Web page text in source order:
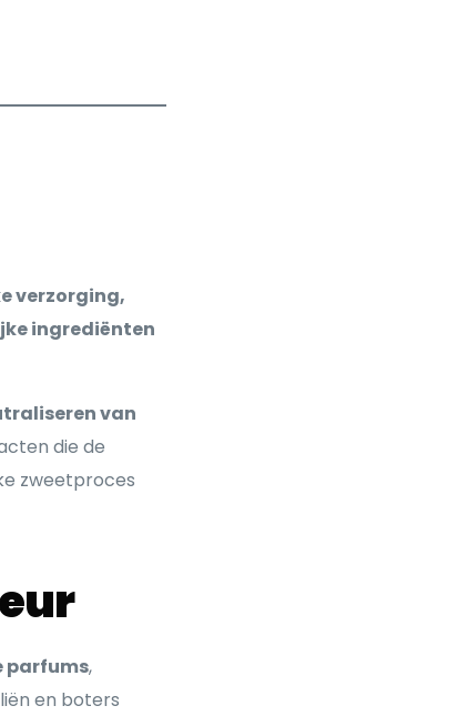
verzorging,
ingrediënten
van
die de
zweetproces
parfums,
en boters